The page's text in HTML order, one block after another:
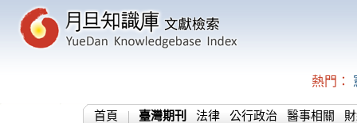
熱門：
首頁 臺灣期刊 法律 公行政治 醫事相關